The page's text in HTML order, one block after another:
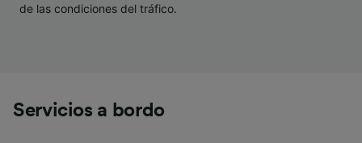
de las condiciones del tráfico.
Servicios a bordo